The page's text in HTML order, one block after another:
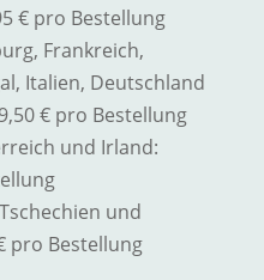
€ pro Bestellung
Frankreich,
Italien, Deutschland
€ pro Bestellung
und Irland:
Tschechien und
pro Bestellung